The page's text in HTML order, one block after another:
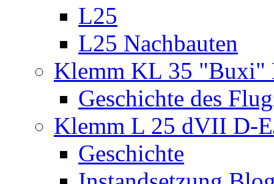
L25
L25 Nachbauten
Klemm KL 35 "Buxi"
Geschichte des
Klemm L 25 dVII D-
Geschichte